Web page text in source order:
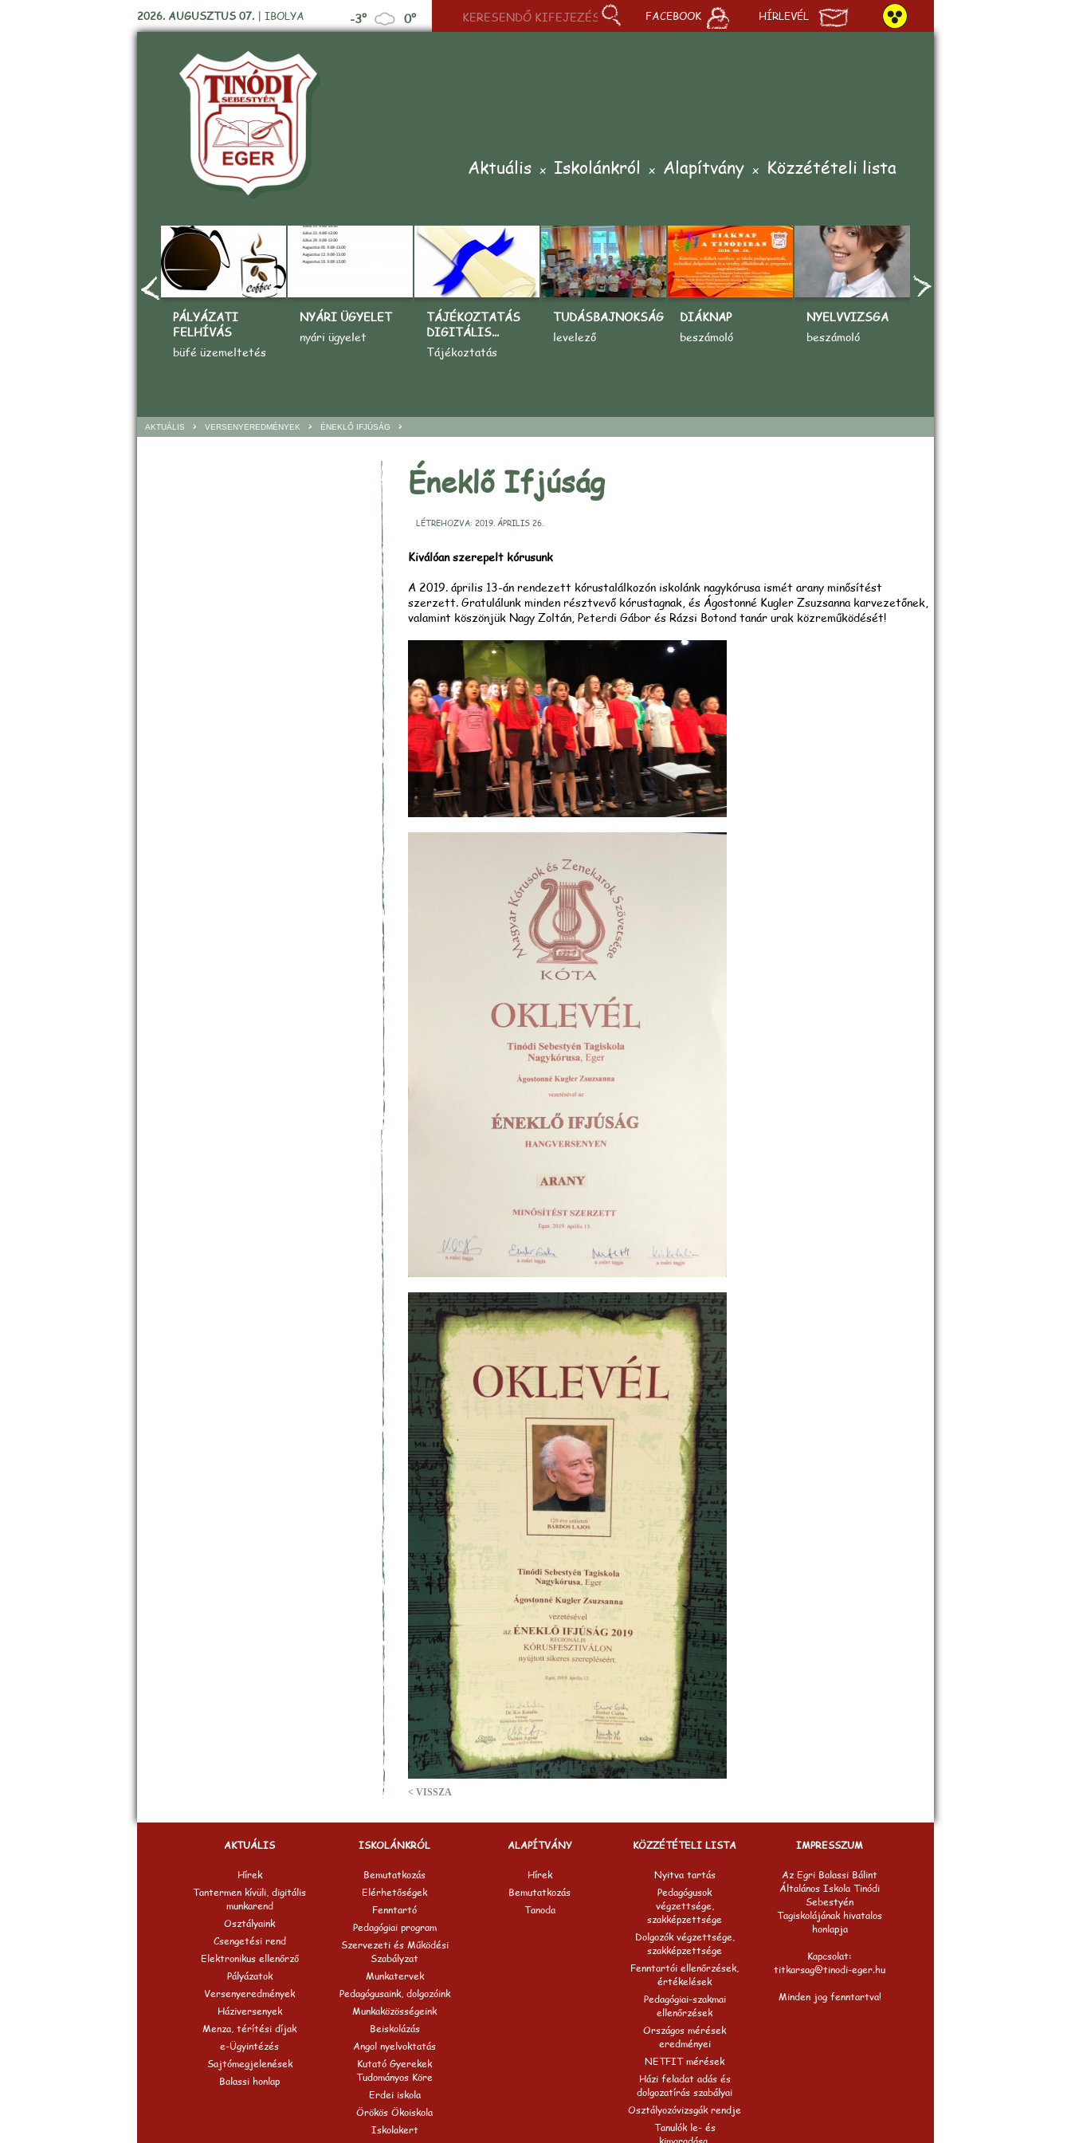
2026. AUGUSZTUS 07. | IBOLYA -3° 0° FACEBOOK HÍRLEVÉL
Aktuális Iskolánkról Alapítvány Közzétételi lista
PÁLYÁZATI
FELHÍVÁS
büfé üzemeltetés
NYÁRI ÜGYELET
nyári ügyelet
TÁJÉKOZTATÁS
DIGITÁLIS...
Tájékoztatás
TUDÁSBAJNOKSÁG
levelező
DIÁKNAP
beszámoló
NYELVVIZSGA
beszámoló
AKTUÁLIS > VERSENYEREDMÉNYEK > ÉNEKLŐ IFJÚSÁG >
Éneklő Ifjúság
LÉTREHOZVA: 2019. ÁPRILIS 26.
Kiválóan szerepelt kórusunk
A 2019. április 13-án rendezett kórustalálkozón iskolánk nagykórusa ismét arany minősítést
szerzett. Gratulálunk minden résztvevő kórustagnak, és Ágostonné Kugler Zsuzsanna karvezetőnek,
valamint köszönjük Nagy Zoltán, Peterdi Gábor és Rázsi Botond tanár urak közreműködését!
< VISSZA
AKTUÁLIS
Hírek
Tantermen kívüli, digitális
munkarend
Osztályaink
Csengetési rend
Elektronikus ellenőrző
Pályázatok
Versenyeredmények
Háziversenyek
Menza, térítési díjak
e-Ügyintézés
Sajtómegjelenések
Balassi honlap
ISKOLÁNKRÓL
Bemutatkozás
Elérhetőségek
Fenntartó
Pedagógiai program
Szervezeti és Működési
Szabályzat
Munkatervek
Pedagógusaink, dolgozóink
Munkaközösségeink
Beiskolázás
Angol nyelvoktatás
Kutató Gyerekek
Tudományos Köre
Erdei iskola
Örökös Ökoiskola
Iskolakert
ALAPÍTVÁNY
Hírek
Bemutatkozás
Tanoda
KÖZZÉTÉTELI LISTA
Nyitva tartás
Pedagógusok
végzettsége,
szakképzettsége
Dolgozók végzettsége,
szakképzettsége
Fenntartói ellenőrzések,
értékelések
Pedagógiai-szakmai
ellenőrzések
Országos mérések
eredményei
NETFIT mérések
Házi feladat adás és
dolgozatírás szabályai
Osztályozóvizsgák rendje
Tanulók le- és
IMPRESSZUM
Az Egri Balassi Bálint
Általános Iskola Tinódi
Sebestyén
Tagiskolájának hivatalos
honlapja
Kapcsolat:
titkarsag@tinodi-eger.hu
Minden jog fenntartva!